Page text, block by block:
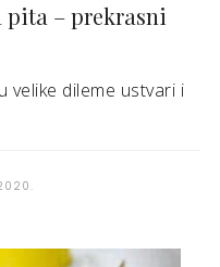
– prekrasni
velike dileme ustvari i